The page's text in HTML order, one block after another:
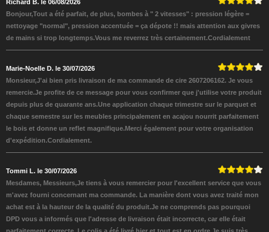
Richard B. le 06/08/2026
Bonjour,Tout a été parfait, de plus, bombes à " 2 vitesses" : pression légère =
nettoyage "normal", pression accentuée = ça dépote !! mais attention aux givres
de mains si trop longtemps.Vous me reverrez très certainement.Cordialement
Marie-Noelle D. le 30/07/2026
Monsieur,J'ai bien pris livraison de ma commande de cire 2607206162. Je vous
remercie.Je profite de ce message pour vous confirmer que j'utilise votre produit
depuis plus de quarante ans.Une application chaque trimestre sur le parquet et
chaque semestre sur les meubles principalement en acajou nourrit parfaitement
le bois et donne un reflet magnifique.Merci également pour votre organisation
d'expédition.Cordialement.
Tommi L. le 30/07/2026
Mesdames, Messieurs,Je tiens à vous remercier pour l'excellent service que vous
m'avez fourni concernant ma commande. La manière dont vous avez traité mon
achat est à la hauteur de la qualité du produit.Je ne comprends pas pourquoi
DPD vous a informés que l'adresse de livraison était incorrecte, car elle était